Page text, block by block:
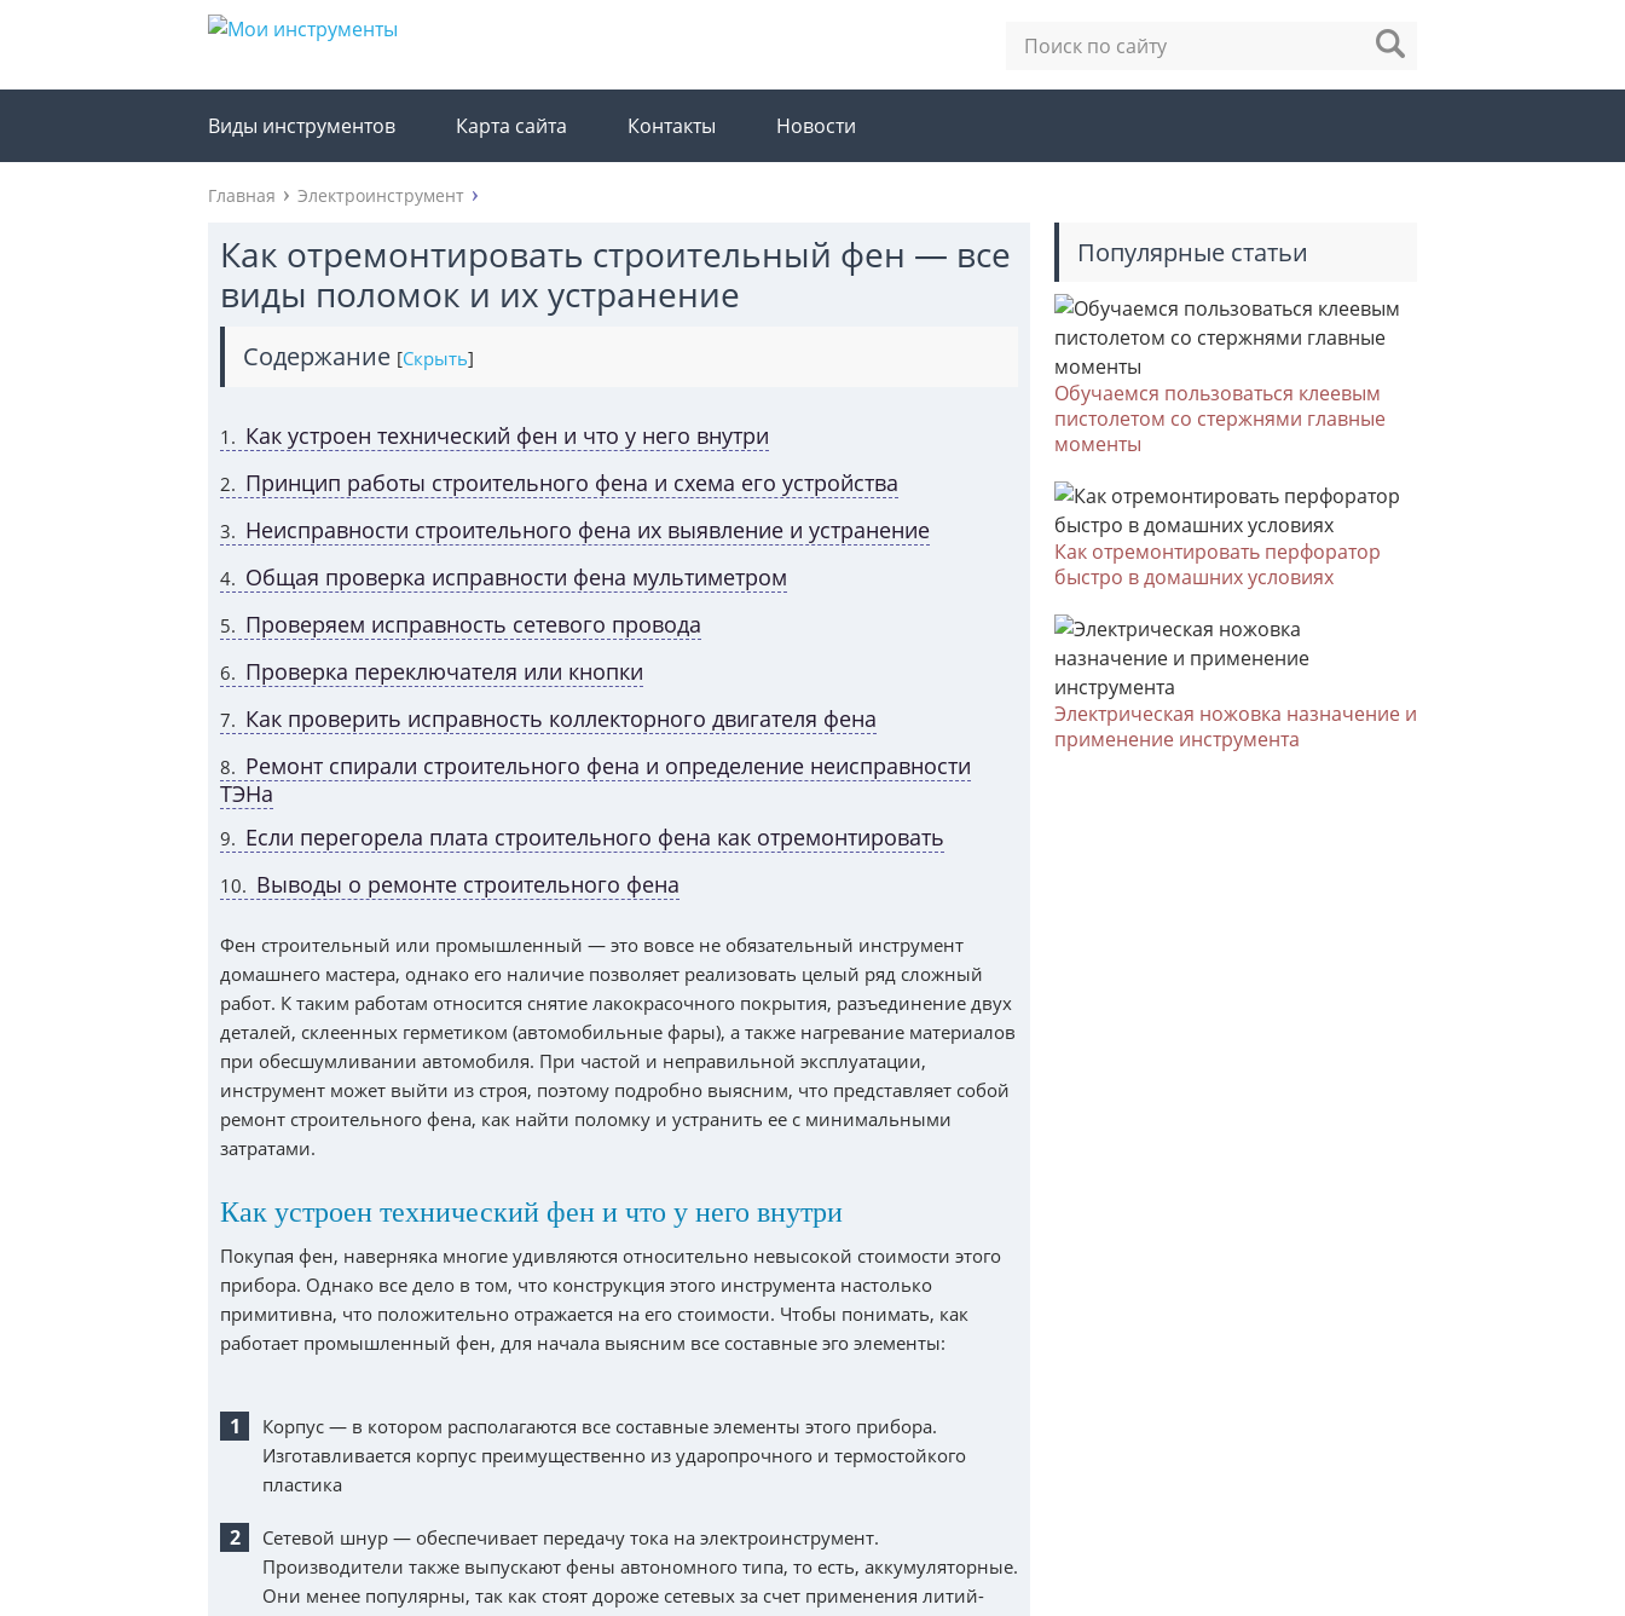
Виды инструментов Карта сайта Контакты Новости
Главная Электроинструмент
Как отремонтировать строительный фен — все
виды поломок и их устранение
Содержание [Скрыть]
1 Как устроен технический фен и что у него внутри
2 Принцип работы строительного фена и схема его устройства
3 Неисправности строительного фена их выявление и устранение
4 Общая проверка исправности фена мультиметром
5 Проверяем исправность сетевого провода
6 Проверка переключателя или кнопки
7 Как проверить исправность коллекторного двигателя фена
8
Ремонт спирали строительного фена и определение неисправности
ТЭНа
9 Если перегорела плата строительного фена как отремонтировать
10 Выводы о ремонте строительного фена
Фен строительный или промышленный — это вовсе не обязательный инструмент
домашнего мастера, однако его наличие позволяет реализовать целый ряд сложный
работ. К таким работам относится снятие лакокрасочного покрытия, разъединение двух
деталей, склеенных герметиком (автомобильные фары), а также нагревание материалов
при обесшумливании автомобиля. При частой и неправильной эксплуатации,
инструмент может выйти из строя, поэтому подробно выясним, что представляет собой
ремонт строительного фена, как найти поломку и устранить ее с минимальными
затратами.
Как устроен технический фен и что у него внутри
Покупая фен, наверняка многие удивляются относительно невысокой стоимости этого
прибора. Однако все дело в том, что конструкция этого инструмента настолько
примитивна, что положительно отражается на его стоимости. Чтобы понимать, как
работает промышленный фен, для начала выясним все составные эго элементы:
Корпус — в котором располагаются все составные элементы этого прибора.
Изготавливается корпус преимущественно из ударопрочного и термостойкого
пластика
Сетевой шнур — обеспечивает передачу тока на электроинструмент.
Производители также выпускают фены автономного типа, то есть, аккумуляторные.
Они менее популярны, так как стоят дороже сетевых за счет применения литий-
Популярные статьи
Обучаемся пользоваться клеевым
пистолетом со стержнями главные
моменты
Как отремонтировать перфоратор
быстро в домашних условиях
Электрическая ножовка назначение и
применение инструмента